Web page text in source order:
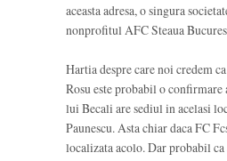
aceasta adresa, o singura
nonprofitul AFC Steaua
Hartia despre care noi credem
Rosu este probabil o
lui Becali are sediul in acelasi
Paunescu. Asta chiar daca FC
localizata acolo. Dar probabil ca